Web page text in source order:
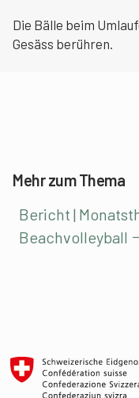
Die Bälle beim
Gesäss berühren.
Mehr zum Thema
Bericht |
Beachvolleyball